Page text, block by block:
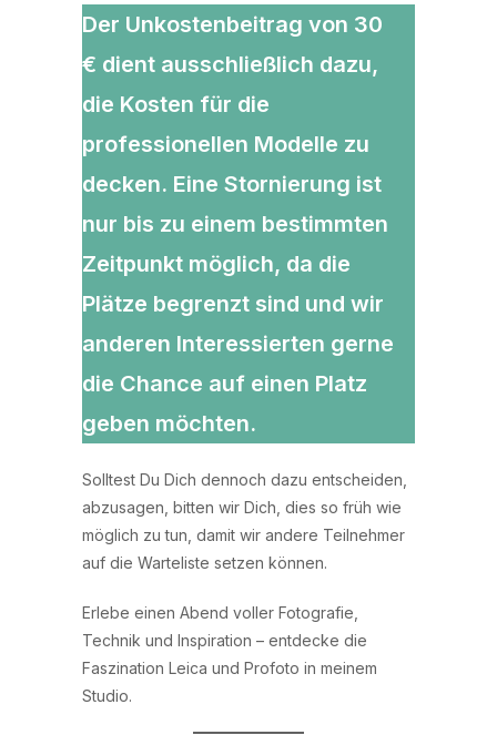
Der Unkostenbeitrag von 30
€ dient ausschließlich dazu,
die Kosten für die
professionellen Modelle zu
decken. Eine Stornierung ist
nur bis zu einem bestimmten
Zeitpunkt möglich, da die
Plätze begrenzt sind und wir
anderen Interessierten gerne
die Chance auf einen Platz
geben möchten.
Solltest Du Dich dennoch dazu entscheiden,
abzusagen, bitten wir Dich, dies so früh wie
möglich zu tun, damit wir andere Teilnehmer
auf die Warteliste setzen können.
Erlebe einen Abend voller Fotografie,
Technik und Inspiration – entdecke die
Faszination Leica und Profoto in meinem
Studio.